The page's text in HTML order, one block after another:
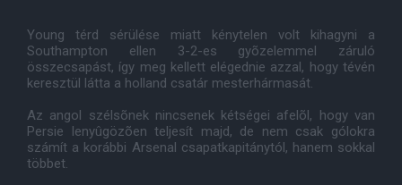
Young térd sérülése miatt kénytelen volt kihagyni a
Southampton ellen 3-2-es gyõzelemmel záruló
összecsapást, így meg kellett elégednie azzal, hogy tévén
keresztül látta a holland csatár mesterhármasát.
Az angol szélsõnek nincsenek kétségei afelõl, hogy van
Persie lenyûgözõen teljesít majd, de nem csak gólokra
számít a korábbi Arsenal csapatkapitánytól, hanem sokkal
többet.